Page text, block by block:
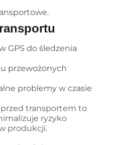
GPS do śledzenia
przewożonych
problemy w czasie
transportem to
ryzyko
produkcji.